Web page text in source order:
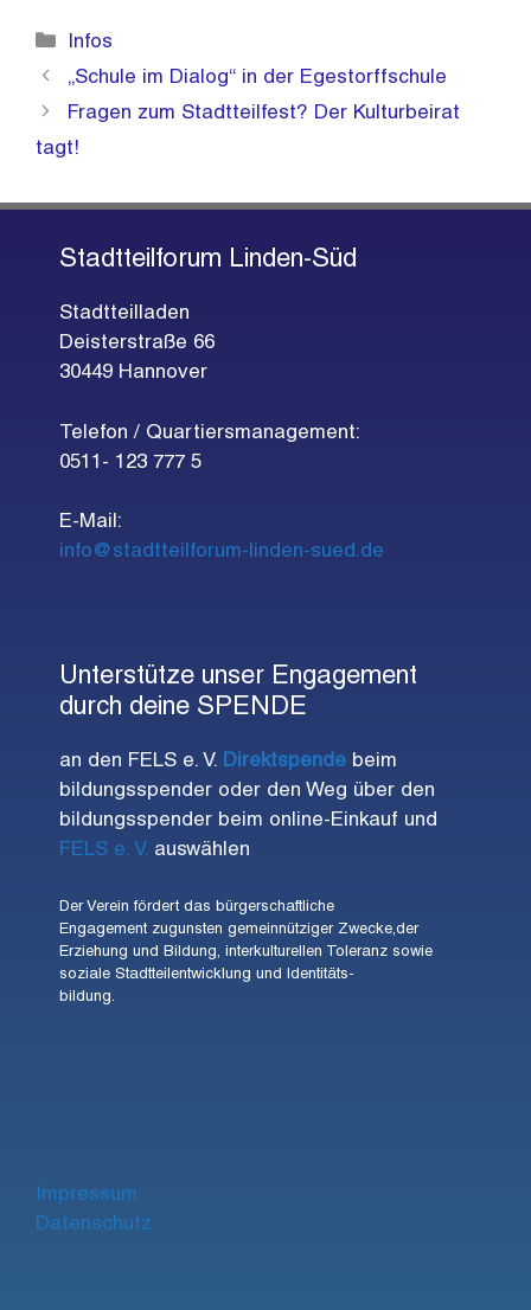
Kategorien
Infos
„Schule im Dialog“ in der Egestorffschule
Fragen zum Stadtteilfest? Der Kulturbeirat
tagt!
Stadtteilforum Linden-Süd
Stadtteilladen
Deisterstraße 66
30449 Hannover
Telefon / Quartiersmanagement:
0511- 123 777 5
E-Mail:
info@stadtteilforum-linden-sued.de
Unterstütze unser Engagement
durch deine SPENDE
an den FELS e. V. Direktspende beim
bildungsspender oder den Weg über den
bildungsspender beim online-Einkauf und
FELS e. V. auswählen
Der Verein fördert das bürgerschaftliche
Engagement zugunsten gemeinnütziger Zwecke,der
Erziehung und Bildung, interkulturellen Toleranz sowie
soziale Stadtteilentwicklung und Identitäts-
bildung.
Impressum
Datenschutz